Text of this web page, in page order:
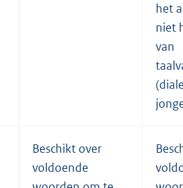
het
niet
van
Beschikt over
voldoende